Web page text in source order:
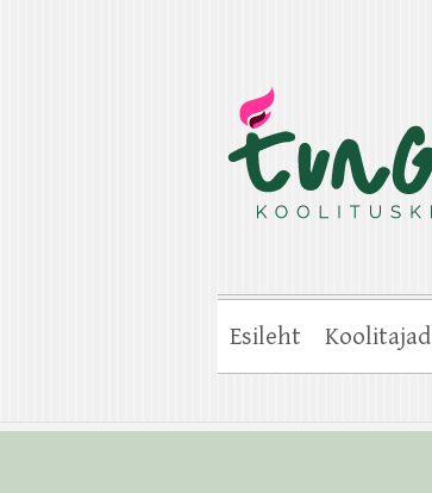
Esileht Koolitajad